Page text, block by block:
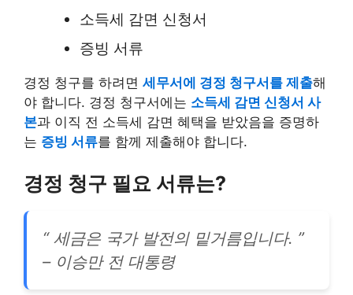
소득세 감면 신청서
증빙 서류
경정 청구를 하려면 세무서에 경정 청구서를 제출해
야 합니다. 경정 청구서에는 소득세 감면 신청서 사
본과 이직 전 소득세 감면 혜택을 받았음을 증명하
는 증빙 서류를 함께 제출해야 합니다.
경정 청구 필요 서류는?
“ 세금은 국가 발전의 밑거름입니다. ”
– 이승만 전 대통령